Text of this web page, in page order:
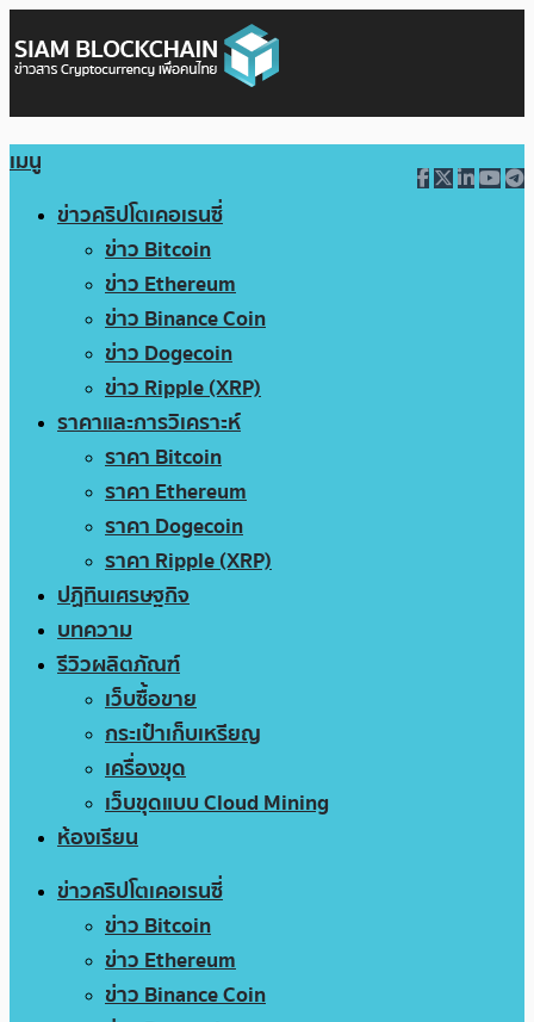
เมนู
ข่าวคริปโตเคอเรนซี่
ข่าว Bitcoin
ข่าว Ethereum
ข่าว Binance Coin
ข่าว Dogecoin
ข่าว Ripple (XRP)
ราคาและการวิเคราะห์
ราคา Bitcoin
ราคา Ethereum
ราคา Dogecoin
ราคา Ripple (XRP)
ปฏิทินเศรษฐกิจ
บทความ
รีวิวผลิตภัณฑ์
เว็บซื้อขาย
กระเป๋าเก็บเหรียญ
เครื่องขุด
เว็บขุดแบบ Cloud Mining
ห้องเรียน
ข่าวคริปโตเคอเรนซี่
ข่าว Bitcoin
ข่าว Ethereum
ข่าว Binance Coin